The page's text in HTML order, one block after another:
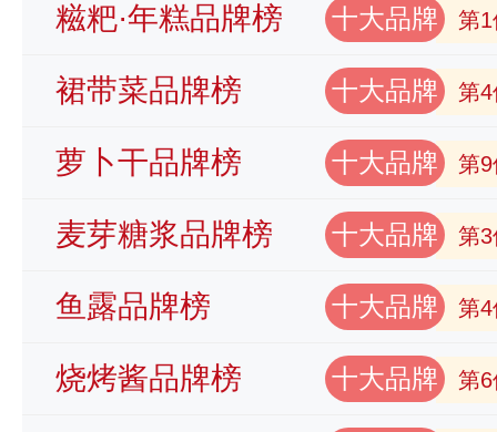
糍粑·年糕品牌榜 十大品牌 第1
裙带菜品牌榜 十大品牌 第4
萝卜干品牌榜 十大品牌 第9
麦芽糖浆品牌榜 十大品牌 第3
鱼露品牌榜 十大品牌 第4
烧烤酱品牌榜 十大品牌 第6